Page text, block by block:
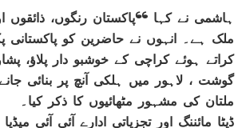
ہاشمی نے کہا “پاکستان رنگوں، ذائقوں
ملک ہے۔ انہوں نے حاضرین کو پاکستانی
کراتے ہوئے کراچی کے خوشبو دار پلاؤ،
گوشت ، لاہور میں ہلکی آنچ پر بنائی
ملتان کی مشہور مٹھائیوں کا ذکر کیا۔
ڈیٹا مائننگ اور تجزیاتی ادارے آئی آئی